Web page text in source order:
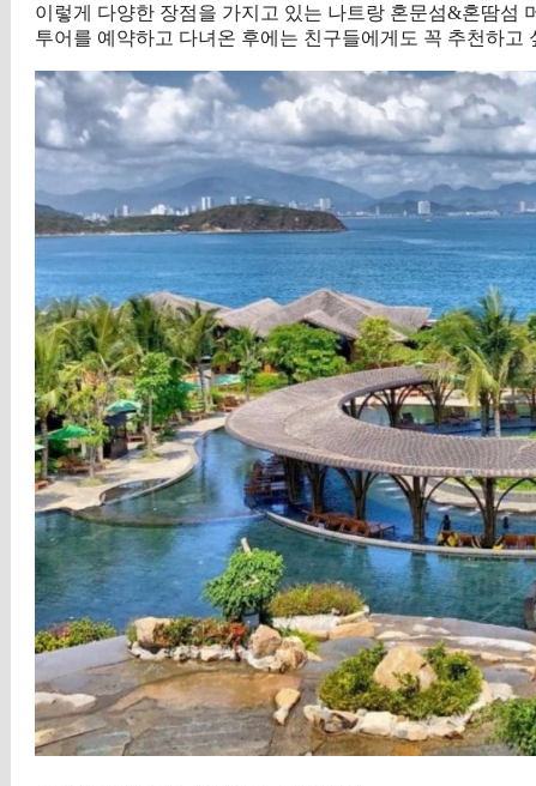
이렇게 다양한 장점을 가지고 있는 나트랑 혼문섬&혼땀섬
투어를 예약하고 다녀온 후에는 친구들에게도 꼭 추천하고